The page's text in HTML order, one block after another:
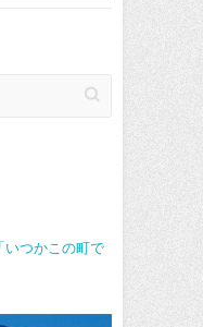
いつかこの町で